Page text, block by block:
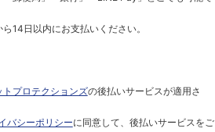
14日以内にお支払いください。
トプロテクションズの後払いサービスが適用さ
バシーポリシーに同意して、後払いサービスをご